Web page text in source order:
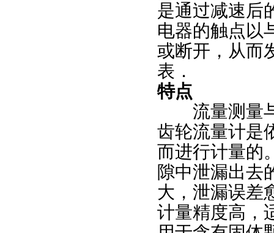
是通过减速后
电器的触点以
或断开，从而
表．
特点
流量测量与
齿轮流量计是
而进行计量的
隙中泄漏出去
大，泄漏误差
计量精度高，